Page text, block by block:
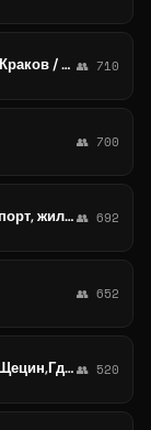
Польша Форум ( Варшава / Познань / Краков / Вроцлав / Щецин / Гданьск / Гдыня / Быдгощь / Лодзь / Катовице / Белосток ) 👥 710
👥 700
Помощь Медика-Шегиня🙏💛💙(транспорт, жилье) Лодзь,Варшава,Катовице👥 692
👥 652
РАБОТА в Польше.,Познань,Варшава,Щецин,Гдыня,Лодзь,Краков,Вроцлав и другие👥 520